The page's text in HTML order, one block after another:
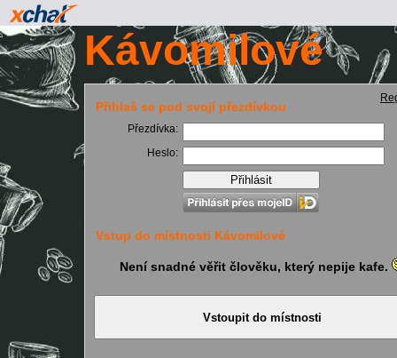
Kávomilové
Přihlaš se pod svojí přezdívkou
Přezdívka:
Heslo:
Vstup do místnosti Kávomilové
Není snadné věřit člověku, který nepije kafe.